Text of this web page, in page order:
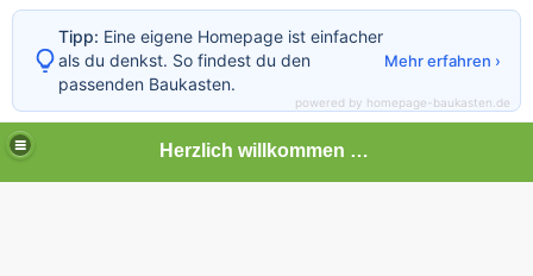
Herzlich willkommen auf meiner Bahnseite
Tipp: Eine eigene Homepage ist einfacher
als du denkst. So findest du den
passenden Baukasten.
Mehr erfahren ›
powered by homepage-baukasten.de